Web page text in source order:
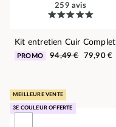
259 avis
Kit entretien Cuir Complet
PROMO 94,49 € 79,90 €
MEILLEURE VENTE
3E COULEUR OFFERTE